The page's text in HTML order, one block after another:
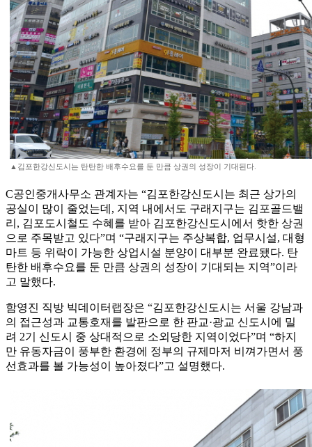
▲김포한강신도시는 탄탄한 배후수요를 둔 만큼 상권의 성장이 기대된다.
C공인중개사무소 관계자는 “김포한강신도시는 최근 상가의
공실이 많이 줄었는데, 지역 내에서도 구래지구는 김포골드밸
리, 김포도시철도 수혜를 받아 김포한강신도시에서 핫한 상권
으로 주목받고 있다”며 “구래지구는 주상복합, 업무시설, 대형
마트 등 위락이 가능한 상업시설 분양이 대부분 완료됐다. 탄
탄한 배후수요를 둔 만큼 상권의 성장이 기대되는 지역”이라
고 말했다.
함영진 직방 빅데이터랩장은 “김포한강신도시는 서울 강남과
의 접근성과 교통호재를 발판으로 한 판교·광교 신도시에 밀
려 2기 신도시 중 상대적으로 소외당한 지역이었다”며 “하지
만 유동자금이 풍부한 환경에 정부의 규제마저 비껴가면서 풍
선효과를 볼 가능성이 높아졌다”고 설명했다.